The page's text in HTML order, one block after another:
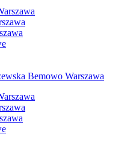
Bemowo Warszawa